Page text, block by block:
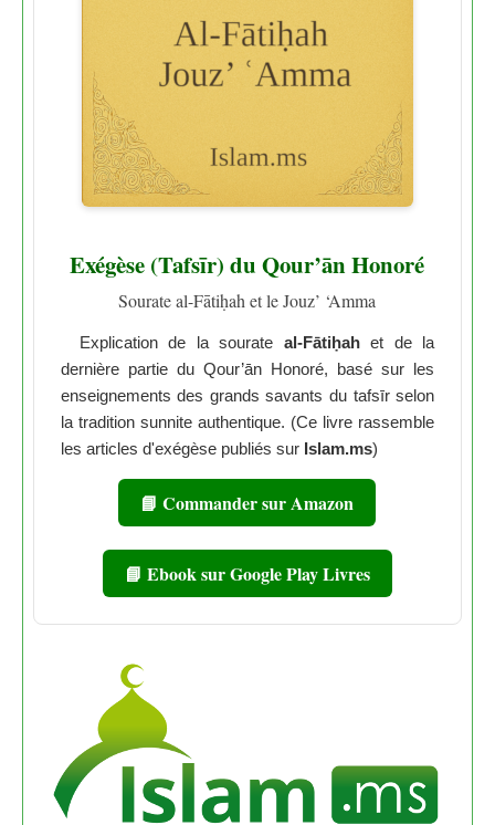
Exégèse (Tafsīr) du Qour’ān Honoré
Sourate al-Fātiḥah et le Jouz’ ‘Amma
Explication de la sourate al-Fātiḥahet de la
dernière partie du Qour’ān Honoré, basé sur les
enseignements des grands savants du tafsīr selon
la tradition sunnite authentique. (Ce livre rassemble
les articles d'exégèse publiés sur Islam.ms)
📘 Commander sur Amazon
📘 Ebook sur Google Play Livres